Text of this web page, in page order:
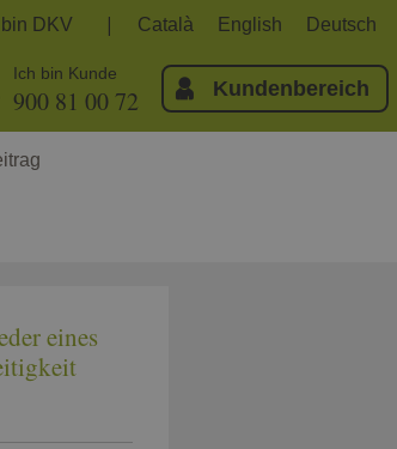
bin DKV Català English Deutsch
Ich bin Kunde
900 81 00 72 Kundenbereich
eines